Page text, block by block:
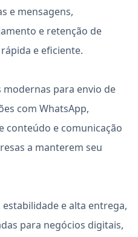
e mensagens,
e retenção de
e eficiente.
para envio de
com WhatsApp,
conteúdo e comunicação
a manterem seu
e alta entrega,
para negócios digitais,